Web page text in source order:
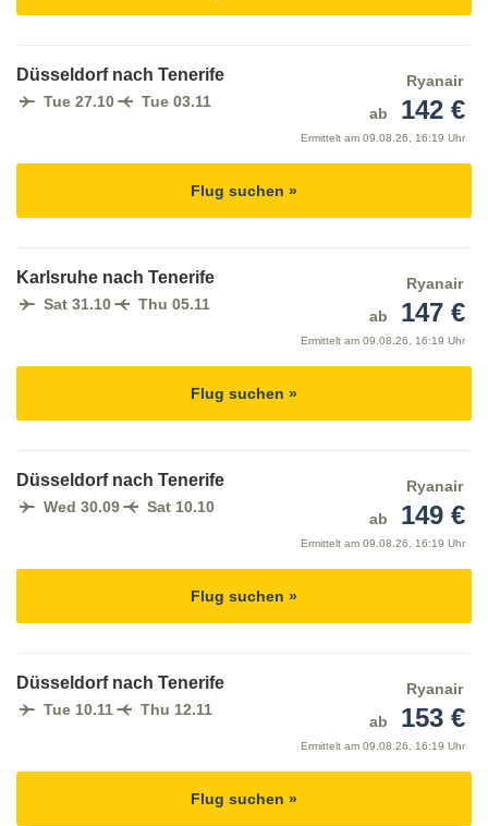
Düsseldorf nach Tenerife
Tue 27.10 Tue 03.11
Ryanair
ab
142 €
Ermittelt am 09.08.26, 16:19 Uhr
Flug suchen »
Karlsruhe nach Tenerife
Sat 31.10 Thu 05.11
Ryanair
ab
147 €
Ermittelt am 09.08.26, 16:19 Uhr
Flug suchen »
Düsseldorf nach Tenerife
Wed 30.09 Sat 10.10
Ryanair
ab
149 €
Ermittelt am 09.08.26, 16:19 Uhr
Flug suchen »
Düsseldorf nach Tenerife
Tue 10.11 Thu 12.11
Ryanair
ab
153 €
Ermittelt am 09.08.26, 16:19 Uhr
Flug suchen »